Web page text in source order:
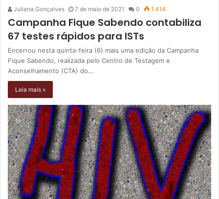
Juliana Gonçalves 7 de maio de 2021 0 1.414
Campanha Fique Sabendo contabiliza
67 testes rápidos para ISTs
Encerrou nesta quinta-feira (6) mais uma edição da Campanha
Fique Sabendo, realizada pelo Centro de Testagem e
Aconselhamento (CTA) do…
Leia mais »